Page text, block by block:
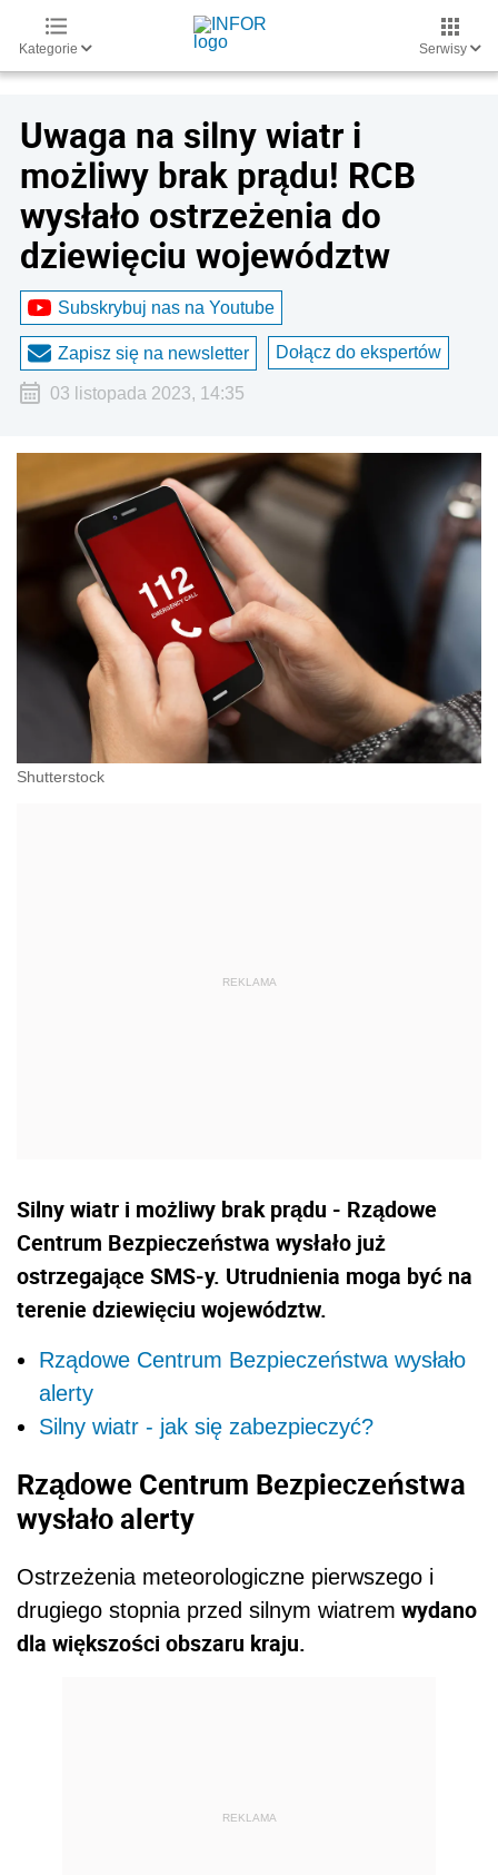
Kategorie Serwisy
Uwaga na silny wiatr i
możliwy brak prądu! RCB
wysłało ostrzeżenia do
dziewięciu województw
Subskrybuj nas na Youtube
Zapisz się na newsletter Dołącz do ekspertów
03 listopada 2023, 14:35
Shutterstock
Silny wiatr i możliwy brak prądu - Rządowe
Centrum Bezpieczeństwa wysłało już
ostrzegające SMS-y. Utrudnienia moga być na
terenie dziewięciu województw.
Rządowe Centrum Bezpieczeństwa wysłało
alerty
Silny wiatr - jak się zabezpieczyć?
Rządowe Centrum Bezpieczeństwa
wysłało alerty
Ostrzeżenia meteorologiczne pierwszego i
drugiego stopnia przed silnym wiatrem wydano
dla większości obszaru kraju.
REKLAMA